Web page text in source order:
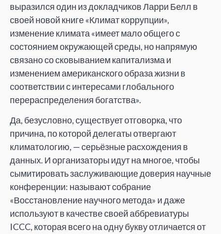
выразился один из докладчиков Ларри Белл в
своей новой книге «Климат коррупции»,
изменение климата «имеет мало общего с
состоянием окружающей среды, но напрямую
связано со сковыванием капитализма и
изменением американского образа жизни в
соответствии с интересами глобального
перераспределения богатства».
Да, безусловно, существует отговорка, что
причина, по которой делегаты отвергают
климатологию, — серьёзные расхождения в
данных. И организаторы идут на многое, чтобы
сымитировать заслуживающие доверия научные
конференции: называют собрание
«Восстановление научного метода» и даже
используют в качестве своей аббревиатуры
ICCC, которая всего на одну букву отличается от